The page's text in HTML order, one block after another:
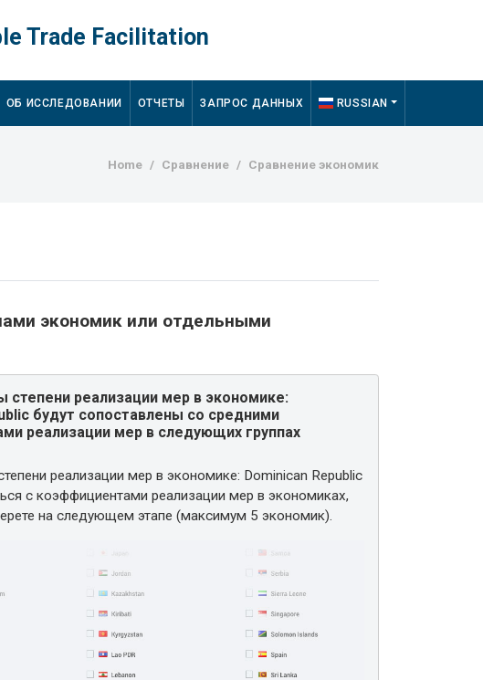
Trade Facilitation
ОБ ИССЛЕДОВАНИИ ОТЧЕТЫ ЗАПРОС ДАННЫХ RUSSIAN
Breadcrumb
Home Сравнение Сравнение экономик
экономик или отдельными
степени реализации мер в экономике:
будут сопоставлены со средними
реализации мер в следующих группах
реализации мер в экономике: Dominican Republic
с коэффициентами реализации мер в экономиках,
на следующем этапе (максимум 5 экономик).